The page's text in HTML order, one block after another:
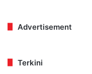
Advertisement
Terkini